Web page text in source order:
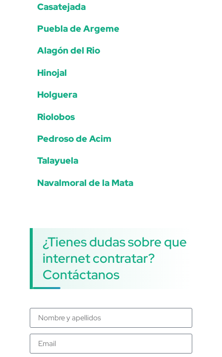
Casatejada
Puebla de Argeme
Alagón del Rio
Hinojal
Holguera
Riolobos
Pedroso de Acim
Talayuela
Navalmoral de la Mata
¿Tienes dudas sobre que
internet contratar?
Contáctanos